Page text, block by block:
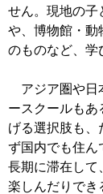
せん。現地の子
や、博物館・動
のものなど、学
アジア圏や日
ースクールもあ
げる選択肢も、
ず国内でも住ん
長期に滞在して
楽しんだりでき